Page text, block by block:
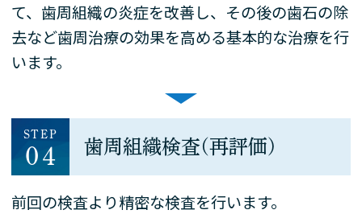
て、歯周組織の炎症を改善し、その後の歯石の除
去など歯周治療の効果を高める基本的な治療を行
います。
STEP
04 歯周組織検査(再評価)
前回の検査より精密な検査を行います。